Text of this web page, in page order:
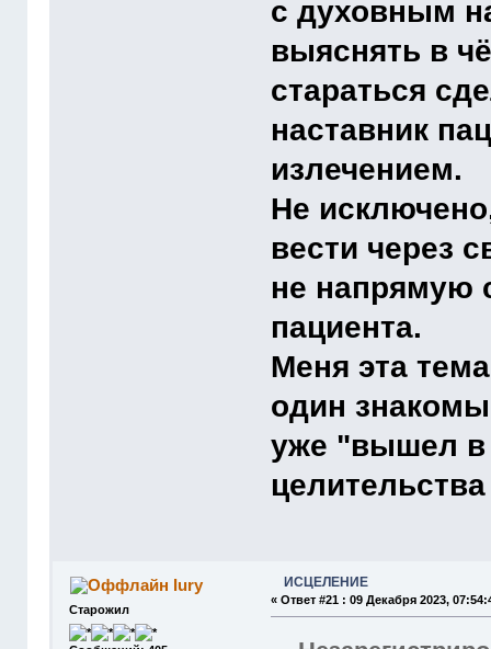
с духовным
выяснять в
стараться
наставник
излечением.
Не
вести через
не напрямую
пациента.
Меня эта
один
уже "вышел в
Iury
Старожил
ИСЦЕЛЕНИЕ
«Ответ #21 : 09 Декабря 2023,